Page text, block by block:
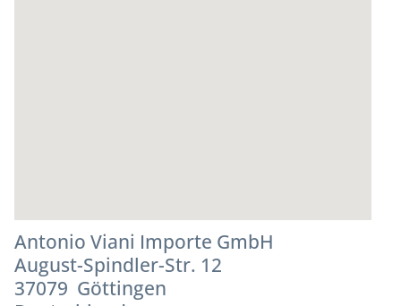
Antonio Viani Importe GmbH
August-Spindler-Str. 12
37079 Göttingen